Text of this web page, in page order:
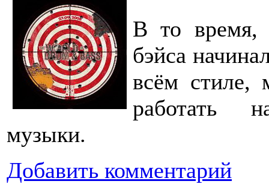
В то время,
бэйса
всём стиле,
работать
музыки.
Добавить комментарий